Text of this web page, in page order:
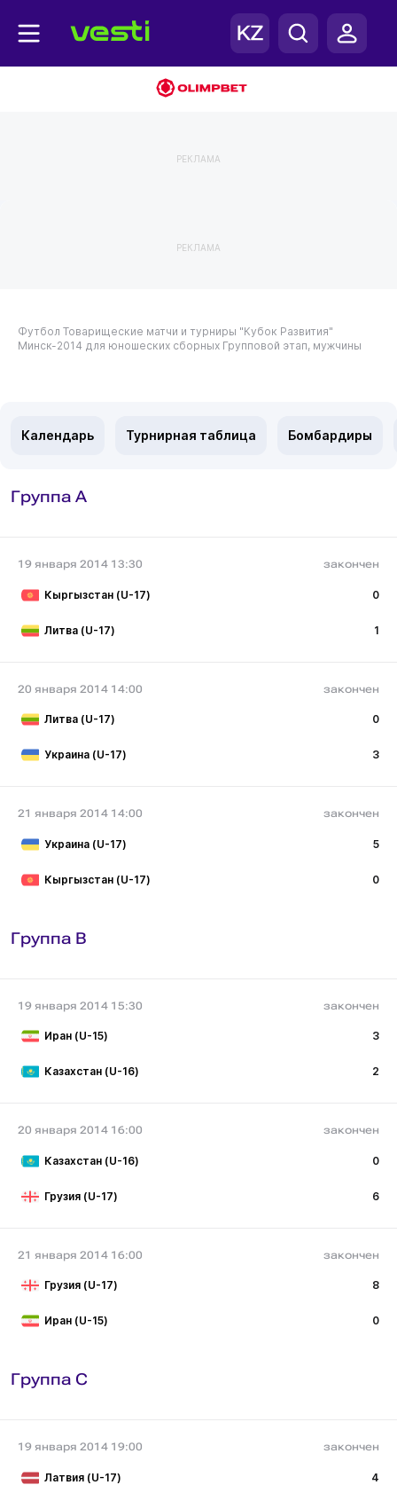
РЕКЛАМА
РЕКЛАМА
Футбол Товарищеские матчи и турниры "Кубок Развития"
Минск-2014 для юношеских сборных Групповой этап, мужчины
Календарь Турнирная таблица Бомбардиры
Группа A
19 января 2014 13:30 закончен
Кыргызстан (U-17) 0
Литва (U-17) 1
20 января 2014 14:00 закончен
Литва (U-17) 0
Украина (U-17) 3
21 января 2014 14:00 закончен
Украина (U-17) 5
Кыргызстан (U-17) 0
Группа B
19 января 2014 15:30 закончен
Иран (U-15) 3
Казахстан (U-16) 2
20 января 2014 16:00 закончен
Казахстан (U-16) 0
Грузия (U-17) 6
21 января 2014 16:00 закончен
Грузия (U-17) 8
Иран (U-15) 0
Группа C
19 января 2014 19:00 закончен
Латвия (U-17) 4